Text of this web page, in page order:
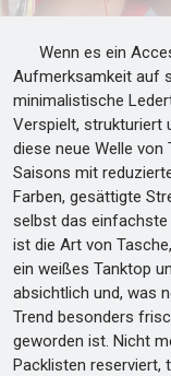
Wenn es ein
Aufmerksamkeit auf
minimalistische
Verspielt, strukturiert
diese neue Welle
Saisons mit
Farben, gesättigte
selbst das
ist die Art von
ein weißes Tanktop
absichtlich und, was
Trend besonders
geworden ist. Nicht
Packlisten reserviert,